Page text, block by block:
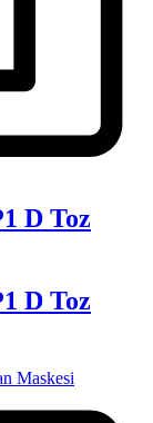
D Toz
D Toz